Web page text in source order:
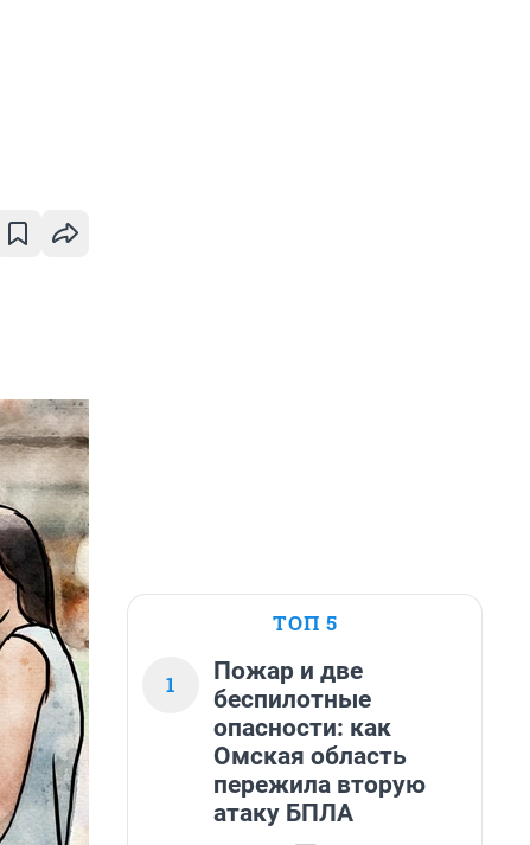
ТОП 5
1
Пожар и две
беспилотные
опасности: как
Омская область
пережила вторую
атаку БПЛА